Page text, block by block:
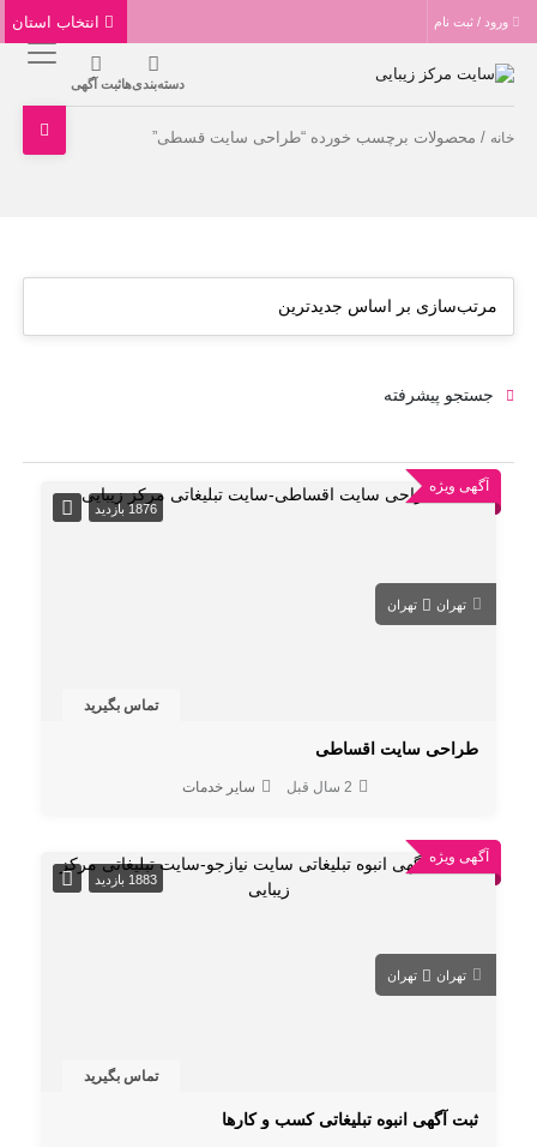
ورود / ثبت نام
دسته‌بندی‌هاثبت آگهی
خانه / محصولات برچسب خورده “طراحی سایت قسطی”
جستجو پیشرفته
آگهی ویژه
1876 بازدید
تهران تهران
تماس بگیرید
طراحی سایت اقساطی
2 سال قبل سایر خدمات
آگهی ویژه
1883 بازدید
تهران تهران
تماس بگیرید
ثبت آگهی انبوه تبلیغاتی کسب و کارها